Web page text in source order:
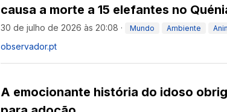
causa a morte a 15 elefantes no
30 de julho de 2026 às 20:08 · Mundo Ambiente
observador.pt
A emocionante história do idoso